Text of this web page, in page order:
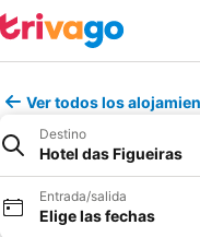
Ver todos los
Destino
Hotel das Figueiras
Entrada/salida
Elige las fechas